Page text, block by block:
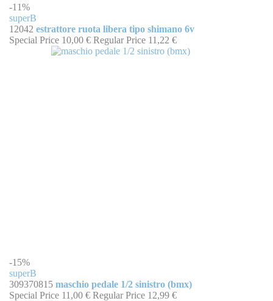
-11%
superB
12042 estrattore ruota libera tipo shimano 6v
Special Price 10,00 € Regular Price 11,22 €
-15%
superB
309370815 maschio pedale 1/2 sinistro (bmx)
Special Price 11,00 € Regular Price 12,99 €